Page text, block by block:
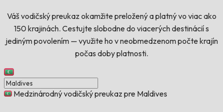
Váš vodičský preukaz okamžite preložený a platný vo viac ako
150 krajinách. Cestujte slobodne do viacerých destinácií s
jediným povolením — využite ho v neobmedzenom počte krajín
počas doby platnosti.
Medzinárodný vodičský preukaz pre Maldives